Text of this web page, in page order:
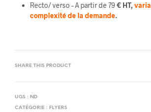
Recto/ verso – A partir de 79 € HT,
complexité de la demande.
SHARE THIS PRODUCT
UGS : ND
CATÉGORIE : FLYERS